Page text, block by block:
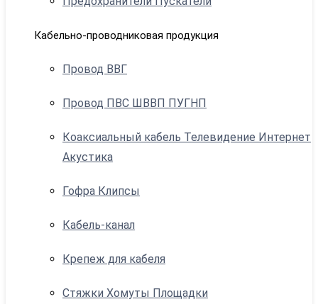
Кабельно-проводниковая продукция
Провод ВВГ
Провод ПВС ШВВП ПУГНП
Коаксиальный кабель Телевидение Интернет
Акустика
Гофра Клипсы
Кабель-канал
Крепеж для кабеля
Стяжки Хомуты Площадки